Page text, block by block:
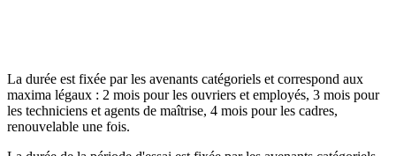
La durée est fixée par les avenants catégoriels et correspond aux
maxima légaux : 2 mois pour les ouvriers et employés, 3 mois pour
les techniciens et agents de maîtrise, 4 mois pour les cadres,
renouvelable une fois.